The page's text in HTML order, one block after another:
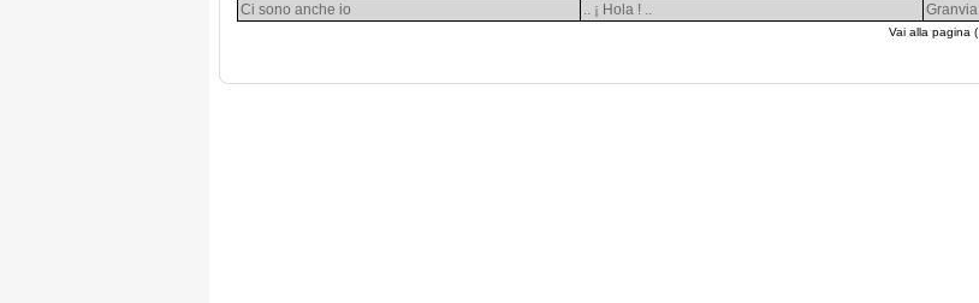
Ci sono anche io
.. ¡ Hola ! .. Granvia
Vai alla pagina (